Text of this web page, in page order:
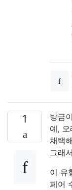
1
방금
예,
채택
그래
이 유
페어